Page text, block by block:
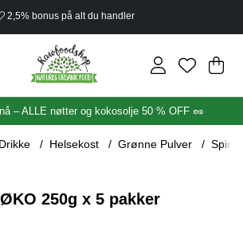
2,5% bonus på alt du handler
.
– ALLE nøtter og kokosolje 50 % OFF 🥜
Helsekost Grønne Pulver
250g x 5 pakker
0 av 5 Antall vurderinger 0